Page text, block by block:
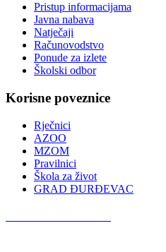
Pristup informacijama
Javna nabava
Natječaji
Računovodstvo
Ponude za izlete
Školski odbor
Korisne poveznice
Rječnici
AZOO
MZOM
Pravilnici
Škola za život
GRAD ĐURĐEVAC